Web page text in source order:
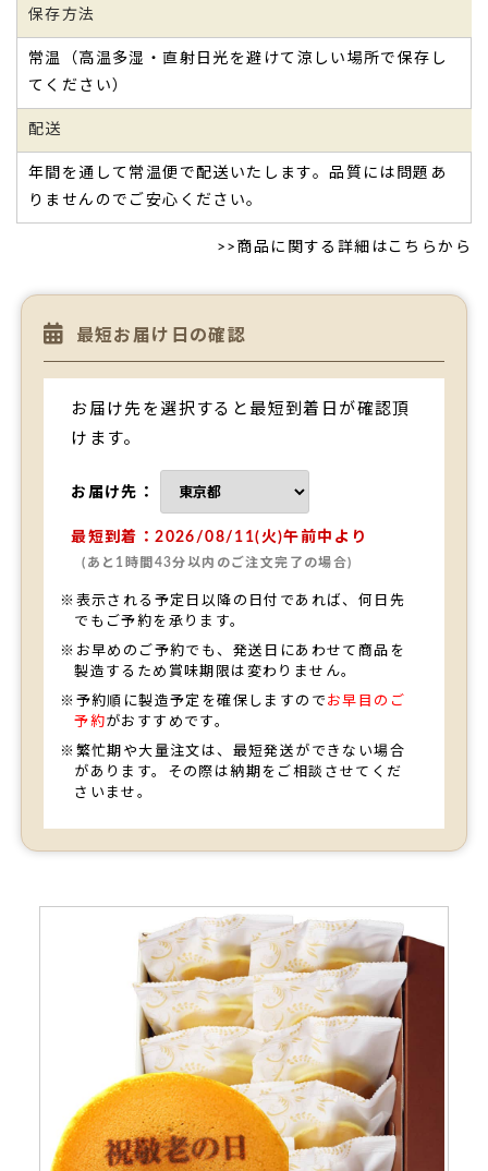
保存方法
常温（高温多湿・直射日光を避けて涼しい場所で保存し
てください）
配送
年間を通して常温便で配送いたします。品質には問題あ
りませんのでご安心ください。
>> 商品に関する詳細はこちらから
最短お届け日の確認
お届け先を選択すると最短到着日が確認頂
けます。
お届け先：
最短到着：2026/08/11(火)午前中より
(あと1時間43分以内のご注文完了の場合)
※表示される予定日以降の日付であれば、何日先
でもご予約を承ります。
※お早めのご予約でも、発送日にあわせて商品を
製造するため賞味期限は変わりません。
※予約順に製造予定を確保しますので お早目のご
予約がおすすめです。
※繁忙期や大量注文は、最短発送ができない場合
があります。その際は納期をご相談させてくだ
さいませ。